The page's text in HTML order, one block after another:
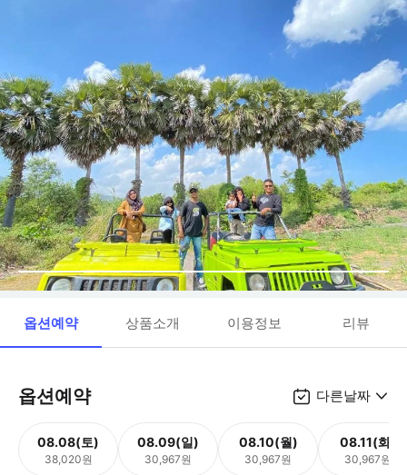
옵션예약 상품소개 이용정보 리뷰
옵션예약 다른날짜
08.08(토)
38,020원
08.09(일)
30,967원
08.10(월)
30,967원
08.11(화)
30,967원